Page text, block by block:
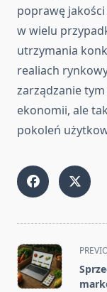
poprawę jakości
w wielu
utrzymania
realiach
zarządzanie
ekonomii, ale
pokoleń
<span
class="nav-
subtitle